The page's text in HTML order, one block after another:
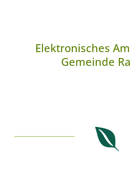
Elektronisches
Gemeinde